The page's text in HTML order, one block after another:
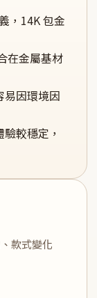
，14K 包金
在金屬基材
易因環境因
較穩定，
款式變化